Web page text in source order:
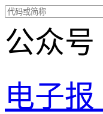
公众号
电子报